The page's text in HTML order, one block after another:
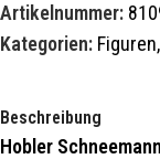
Artikelnummer:
Kategorien: Figuren,
Beschreibung
Hobler